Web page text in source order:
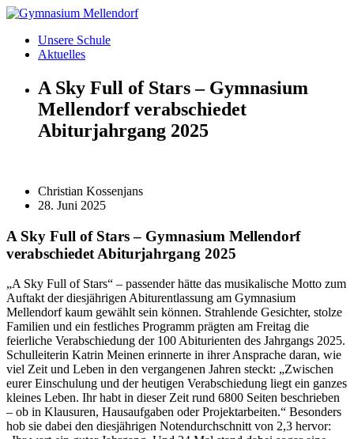
Zum
wechselnUnsere Schule
Aktuelles
A Sky Full of Stars – Gymnasium
Mellendorf verabschiedet
Abiturjahrgang 2025
Christian Kossenjans
28. Juni 2025
A Sky Full of Stars – Gymnasium Mellendorf
verabschiedet Abiturjahrgang 2025
„A Sky Full of Stars“ – passender hätte das musikalische Motto zum
Auftakt der diesjährigen Abiturentlassung am Gymnasium
Mellendorf kaum gewählt sein können. Strahlende Gesichter, stolze
Familien und ein festliches Programm prägten am Freitag die
feierliche Verabschiedung der 100 Abiturienten des Jahrgangs 2025.
Schulleiterin Katrin Meinen erinnerte in ihrer Ansprache daran, wie
viel Zeit und Leben in den vergangenen Jahren steckt: „Zwischen
eurer Einschulung und der heutigen Verabschiedung liegt ein ganzes
kleines Leben. Ihr habt in dieser Zeit rund 6800 Seiten beschrieben
– ob in Klausuren, Hausaufgaben oder Projektarbeiten.“ Besonders
hob sie dabei den diesjährigen Notendurchschnitt von 2,3 hervor: